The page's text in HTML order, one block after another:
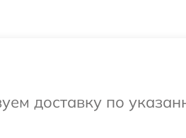
доставку по